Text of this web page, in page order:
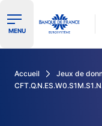
Ouvrir le menu de
MENU
Accueil Jeux de